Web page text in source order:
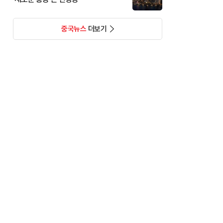
중국뉴스더보기